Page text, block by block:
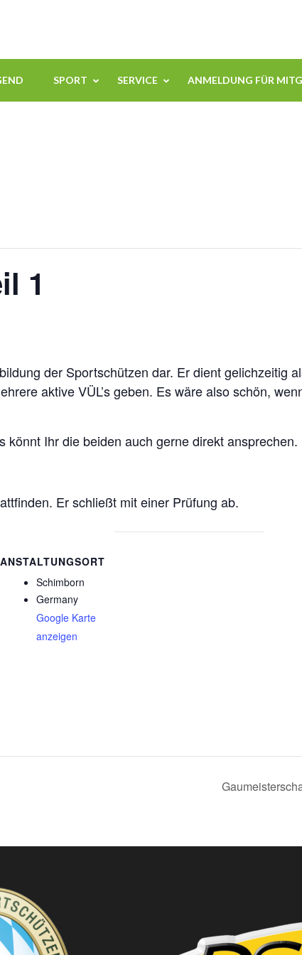
SPORT SERVICE ANMELDUNG FÜR
1
der Sportschützen dar. Er dient gelichzeitig
aktive VÜL’s geben. Es wäre also schön,
Ihr die beiden auch gerne direkt ansprechen.
Er schließt mit einer Prüfung ab.
Schimborn
Germany
Google Karte
anzeigen